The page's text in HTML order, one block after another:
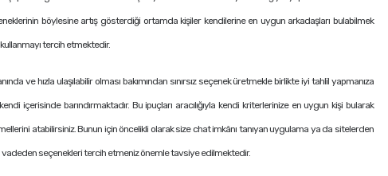
böylesine artış gösterdiği ortamda kişiler kendilerine en uygun arkadaşları bulabilmek
tercih etmektedir.
ve hızla ulaşılabilir olması bakımından sınırsız seçenek üretmekle birlikte iyi tahlil yapmanıza
içerisinde barındırmaktadır. Bu ipuçları aracılığıyla kendi kriterlerinize en uygun kişi bularak
atabilirsiniz. Bunun için öncelikli olarak size chat imkânı tanıyan uygulama ya da sitelerden
vadeden seçenekleri tercih etmeniz önemle tavsiye edilmektedir.